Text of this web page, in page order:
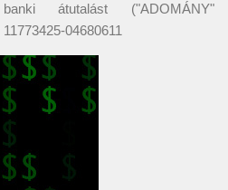
átutalást ("ADOMÁNY"
04680611